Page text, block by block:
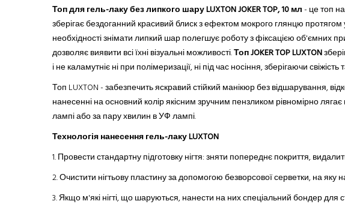
Топ для гель-лаку без липкого шару LUXTON JOKER TOP, 10 мл- це топ
зберігає бездоганний красивий блиск з ефектом мокрого глянцю протягом
необхідності знімати липкий шар полегшує роботу з фіксацією об'ємних
дозволяє виявити всі їхні візуальні можливості.ТопJOKER TOPLUXTON
і не каламутніє ні при полімеризації, ні під час носіння, зберігаючи
Топ LUXTON - забезпечить яскравий стійкий манікюр без відшарування,
нанесенні на основний колір якісним зручним пензликом рівномірно лягає
лампі або за пару хвилин в УФ лампі.
Технологія нанесення гель-лаку LUXTON
1. Провести стандартну підготовку нігтя: зняти попереднє покриття,
2.Очистити нігтьову пластину за допомогою безворсової серветки, на яку
3.Якщо м'які нігті, що шаруються,нанести на них спеціальний бондер для